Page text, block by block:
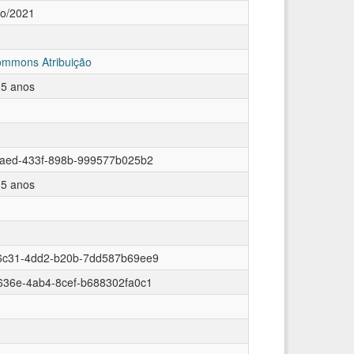
2021
Atribuição
anos
433f-898b-999577b025b2
anos
4dd2-b20b-7dd587b69ee9
4ab4-8cef-b688302fa0c1